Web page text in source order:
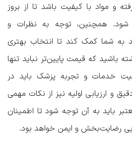
و مواد با کیفیت باشد تا از بروز
شود. همچنین، توجه به نظرات و
به شما کمک کند تا انتخاب بهتری
باشید که قیمت پایین‌تر نباید تنها
خدمات و تجربه پزشک باید در
و ارزیابی اولیه نیز از نکات مهمی
باید به آن توجه شود تا اطمینان
رضایت‌بخش و ایمن خواهد بود.